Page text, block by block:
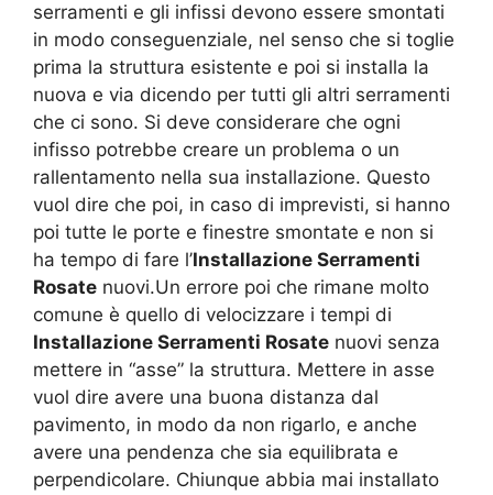
serramenti e gli infissi devono essere smontati
in modo conseguenziale, nel senso che si toglie
prima la struttura esistente e poi si installa la
nuova e via dicendo per tutti gli altri serramenti
che ci sono. Si deve considerare che ogni
infisso potrebbe creare un problema o un
rallentamento nella sua installazione. Questo
vuol dire che poi, in caso di imprevisti, si hanno
poi tutte le porte e finestre smontate e non si
ha tempo di fare l’Installazione Serramenti
Rosate nuovi.Un errore poi che rimane molto
comune è quello di velocizzare i tempi di
Installazione Serramenti Rosate nuovi senza
mettere in “asse” la struttura. Mettere in asse
vuol dire avere una buona distanza dal
pavimento, in modo da non rigarlo, e anche
avere una pendenza che sia equilibrata e
perpendicolare. Chiunque abbia mai installato